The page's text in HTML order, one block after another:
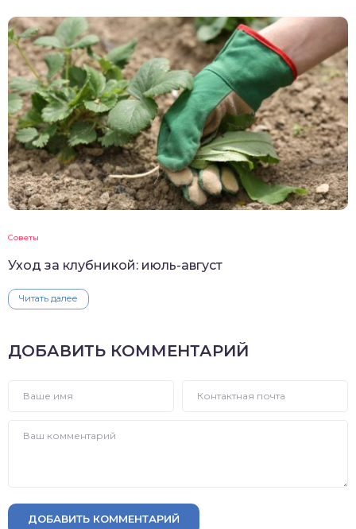
Советы
Уход за клубникой: июль-август
Читать далее
ДОБАВИТЬ КОММЕНТАРИЙ
ДОБАВИТЬ КОММЕНТАРИЙ